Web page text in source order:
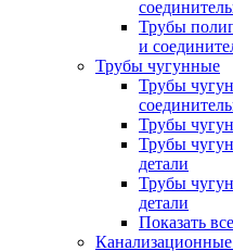
Трубы
и
Трубы чугунные
Трубы
Трубы
Трубы
детали
Трубы
детали
Показать все